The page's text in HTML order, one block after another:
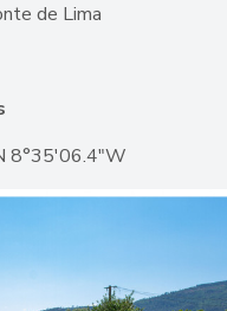
de Lima
8°35'06.4"W